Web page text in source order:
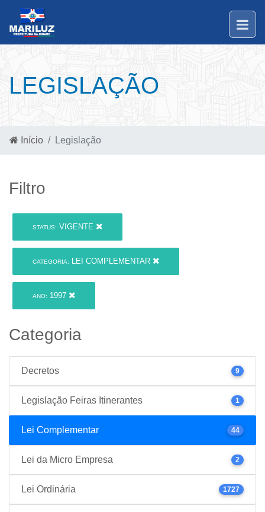
LEGISLAÇÃO
Início Legislação
Filtro
STATUS: VIGENTE
CATEGORIA: LEI COMPLEMENTAR
ANO: 1997
Categoria
Decretos 9
Legislação Feiras Itinerantes 1
Lei Complementar 44
Lei da Micro Empresa 2
Lei Ordinária 1727